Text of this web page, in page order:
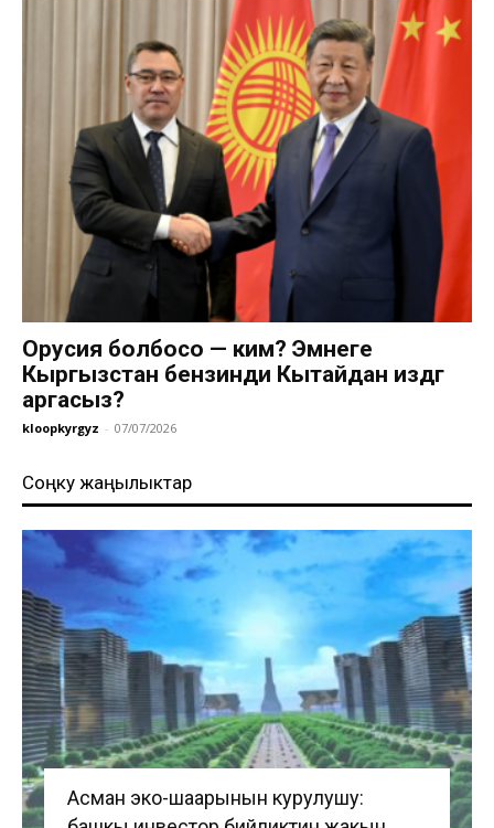
Орусия болбосо — ким? Эмнеге
Кыргызстан бензинди Кытайдан издөөгө
аргасыз?
kloopkyrgyz - 07/07/2026
Соңку жаңылыктар
Асман эко-шаарынын курулушу: